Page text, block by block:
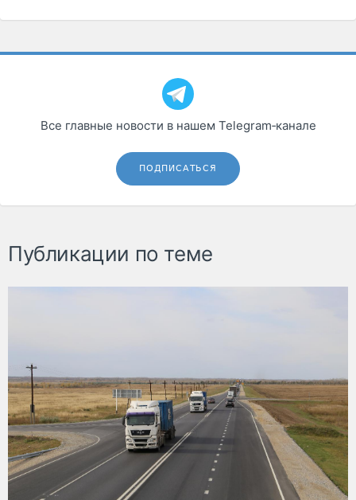
Все главные новости в нашем Telegram‑канале
ПОДПИСАТЬСЯ
Публикации по теме